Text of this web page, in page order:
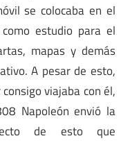
se colocaba en el
estudio para el
mapas y demás
A pesar de esto,
viajaba con él,
Napoleón envió la
de esto que